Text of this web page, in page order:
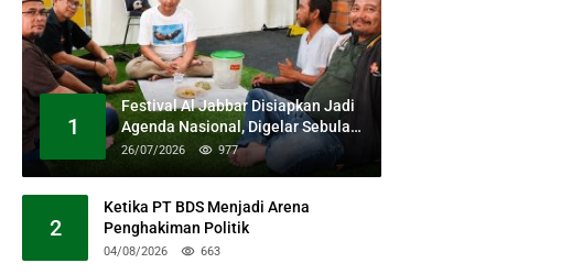
1
Festival Al Jabbar Disiapkan Jadi
Agenda Nasional, Digelar Sebulan
Penuh di Kawasan Masjid Raya Al
26/07/2026 977
2
Ketika PT BDS Menjadi Arena
Penghakiman Politik
04/08/2026 663